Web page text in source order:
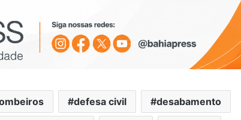
defesa civil desabamento